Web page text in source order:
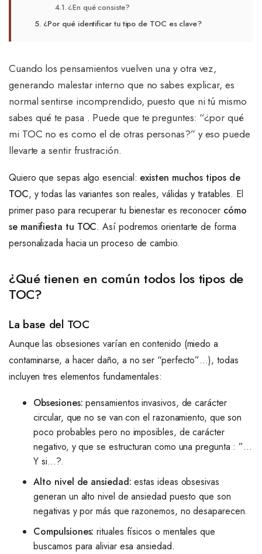
¿En qué consiste?
¿Por qué identificar tu tipo de TOC es clave?
Cuando los pensamientos vuelven una y otra vez,
generando malestar interno que no sabes explicar, es
normal sentirse incomprendido, puesto que ni tú mismo
sabes qué te pasa . Puede que te preguntes: “¿por qué
mi TOC no es como el de otras personas?” y eso puede
llevarte a sentir frustración.
Quiero que sepas algo esencial: existen muchos tipos de
TOC, y todas las variantes son reales, válidas y tratables. El
primer paso para recuperar tu bienestar es reconocer cómo
se manifiesta tu TOC. Así podremos orientarte de forma
personalizada hacia un proceso de cambio.
¿Qué tienen en común todos los tipos de
TOC?
La base del TOC
Aunque las obsesiones varían en contenido (miedo a
contaminarse, a hacer daño, a no ser “perfecto”…), todas
incluyen tres elementos fundamentales:
Obsesiones: pensamientos invasivos, de carácter
circular, que no se van con el razonamiento, que son
poco probables pero no imposibles, de carácter
negativo, y que se estructuran como una pregunta : ”…
Y si…?.
Alto nivel de ansiedad: estas ideas obsesivas
generan un alto nivel de ansiedad puesto que son
negativas y por más que razonemos, no desaparecen.
Compulsiones: rituales físicos o mentales que
buscamos para aliviar esa ansiedad.